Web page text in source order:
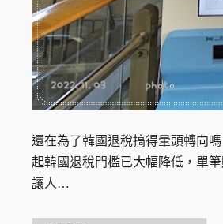
還在為了韓國退稅搞得暈頭轉向
起韓國退稅門檻已大幅降低，單
讓人…